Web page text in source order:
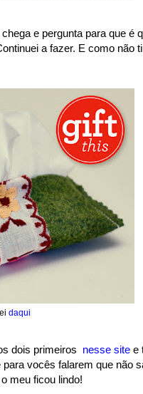
e pergunta para que é
a fazer. E como não
daqui
dois primeiros nesse site e
vocês falarem que não
meu ficou lindo!